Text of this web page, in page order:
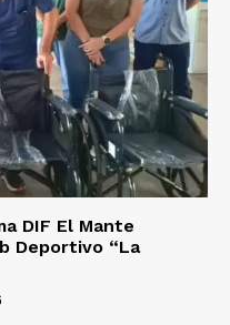
DIF El Mante
Deportivo “La